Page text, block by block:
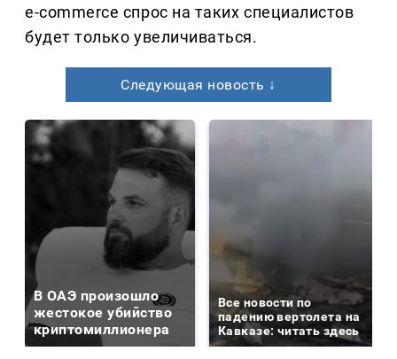
e-commerce спрос на таких специалистов
будет только увеличиваться.
Следующая новость ↓
В ОАЭ произошло
жестокое убийство
криптомиллионера
Все новости по
падению вертолета на
Кавказе: читать здесь